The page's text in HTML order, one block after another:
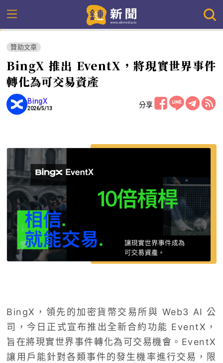
贊助文章
BingX 推出 EventX，將現實世界事件
轉化為可交易資產
BingX
2026/5/13 分享
BingX，領先的加密貨幣交易所與 Web3 AI 公
司，今日正式宣布推出全新合約功能 EventX，
旨在將現實世界事件轉化為可交易機會。EventX
讓用戶能針對各類事件的發生機率進行交易，限